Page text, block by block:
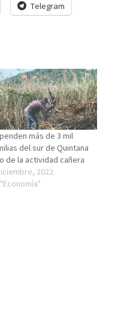
Telegram
más de 3 mil
del sur de Quintana
de la actividad cañera
2022